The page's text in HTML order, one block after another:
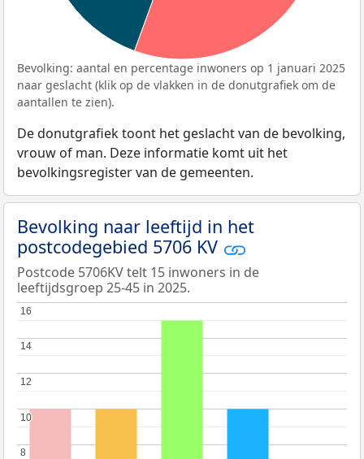
Bevolking: aantal en percentage inwoners op 1 januari 2025
naar geslacht (klik op de vlakken in de donutgrafiek om de
aantallen te zien).
De donutgrafiek toont het geslacht van de bevolking,
vrouw of man. Deze informatie komt uit het
bevolkingsregister van de gemeenten.
Bevolking naar leeftijd in het
postcodegebied 5706 KV
Postcode 5706KV telt 15 inwoners in de
leeftijdsgroep 25-45 in 2025.
8
8
10
10
12
12
14
14
16
16